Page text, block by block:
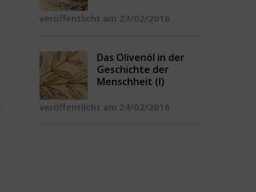
veröffentlicht am 23/02/2016
Das Olivenöl in der
Geschichte der
Menschheit (I)
veröffentlicht am 24/02/2016